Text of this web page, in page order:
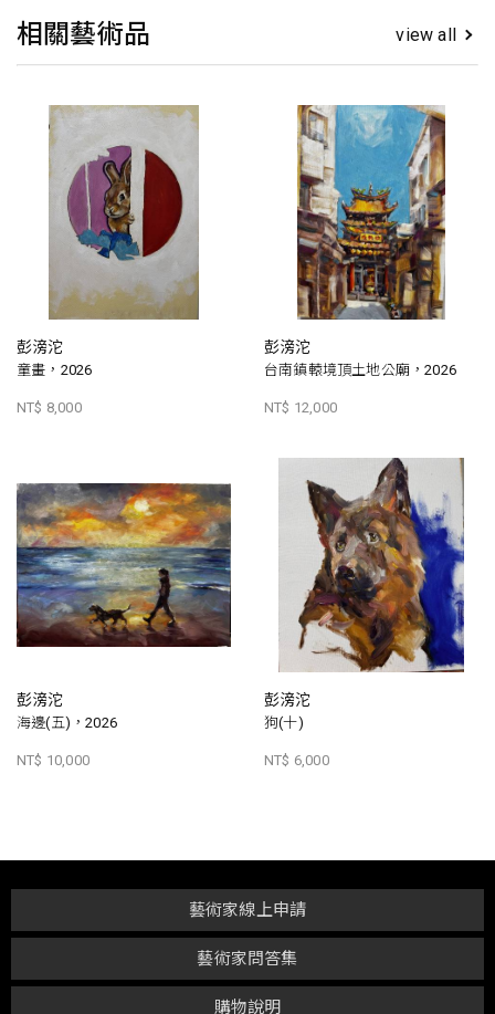
相關藝術品 view all
彭滂沱
童畫，2026
NT$ 8,000
彭滂沱
台南鎮轅境頂土地公廟，2026
NT$ 12,000
彭滂沱
海邊(五)，2026
NT$ 10,000
彭滂沱
狗(十)
NT$ 6,000
購物說明
藝術家問答集
藝術家線上申請